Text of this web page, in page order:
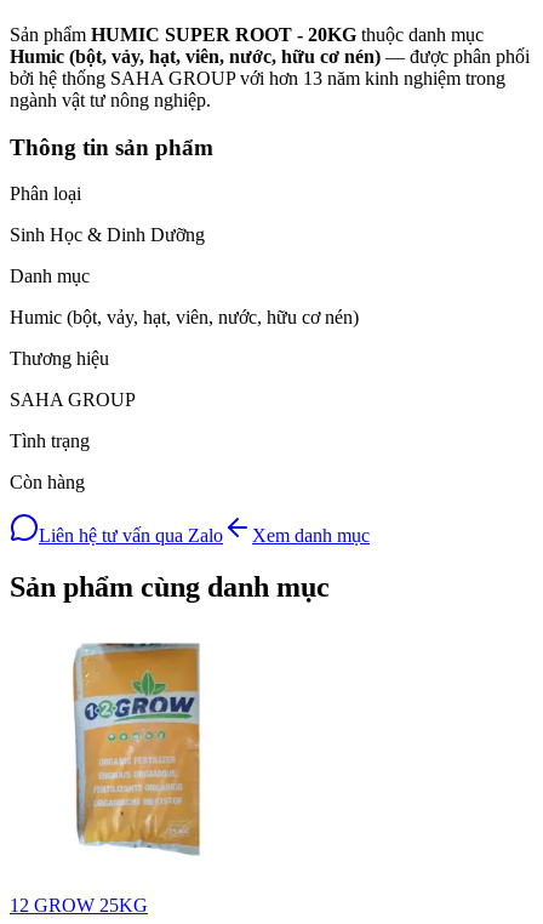
Sản phẩm HUMIC SUPER ROOT - 20KG thuộc danh mục
Humic (bột, vảy, hạt, viên, nước, hữu cơ nén) — được phân phối
bởi hệ thống SAHA GROUP với hơn 13 năm kinh nghiệm trong
ngành vật tư nông nghiệp.
Thông tin sản phẩm
Phân loại
Sinh Học & Dinh Dưỡng
Danh mục
Humic (bột, vảy, hạt, viên, nước, hữu cơ nén)
Thương hiệu
SAHA GROUP
Tình trạng
Còn hàng
Liên hệ tư vấn qua Zalo Xem danh mục
Sản phẩm cùng danh mục
12 GROW 25KG